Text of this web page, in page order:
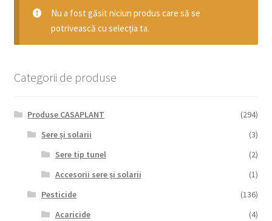
Casa și grădina
copil
Sere și solarii
Extinde
Nu a fost găsit niciun produs care să se
potrivească cu selecția ta.
Categorii de produse
Produse CASAPLANT
(294)
Sere și solarii
(3)
Sere tip tunel
(2)
Accesorii sere și solarii
(1)
Pesticide
(136)
Acaricide
(4)